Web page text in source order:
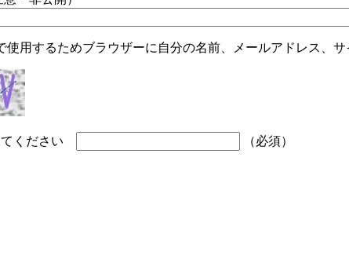
使用するためブラウザーに自分の名前、メールアドレス、サ
てください （必須）